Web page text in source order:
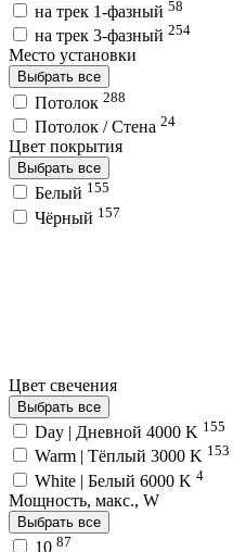
на трек 1-фазный 58
на трек 3-фазный 254
Место установки
Выбрать все
Потолок 288
Потолок / Cтена 24
Цвет покрытия
Выбрать все
Белый 155
Чёрный 157
Цвет свечения
Выбрать все
Day | Дневной 4000 K 155
Warm | Тёплый 3000 K 153
White | Белый 6000 K 4
Мощность, макс., W
Выбрать все
10 87